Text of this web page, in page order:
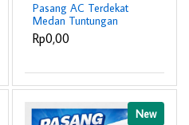
Pasang AC Terdekat
Medan Tuntungan
082272686688 –
Profesional & Bergaransi
Rp0,00
New